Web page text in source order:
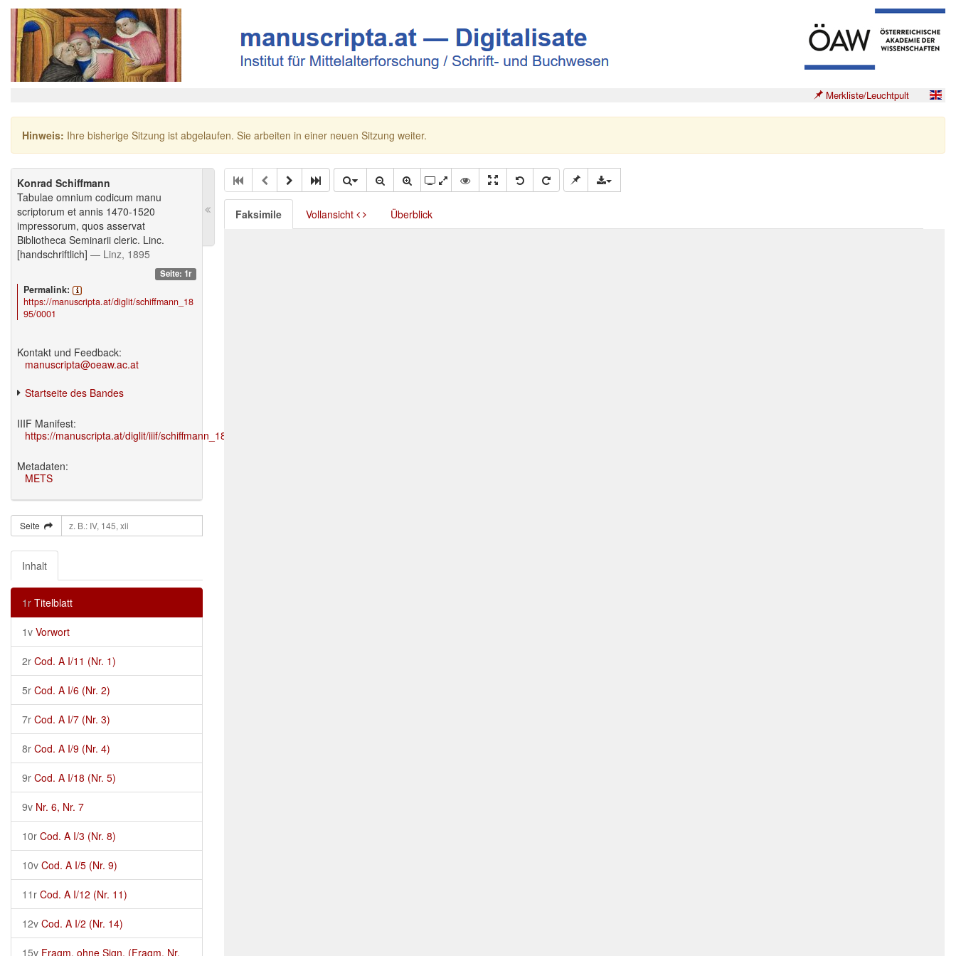
Merkliste/Leuchtpult
Hinweis: Ihre bisherige Sitzung ist abgelaufen. Sie arbeiten in einer neuen Sitzung weiter.
Konrad Schiffmann
Tabulae omnium codicum manu
scriptorum et annis 1470-1520
impressorum, quos asservat
Bibliotheca Seminarii cleric. Linc.
[handschriftlich] — Linz, 1895
Seite: 1r
Permalink:
https://manuscripta.at/diglit/schiffmann_18
95/0001
Kontakt und Feedback:
manuscripta@oeaw.ac.at
Startseite des Bandes
IIIF Manifest:
https://manuscripta.at/diglit/iiif/schiffmann_1895/manifest.json
Metadaten:
METS
Seite
Inhalt
1r Titelblatt
1v Vorwort
2r Cod. A I/11 (Nr. 1)
5r Cod. A I/6 (Nr. 2)
7r Cod. A I/7 (Nr. 3)
8r Cod. A I/9 (Nr. 4)
9r Cod. A I/18 (Nr. 5)
9v Nr. 6, Nr. 7
10r Cod. A I/3 (Nr. 8)
10v Cod. A I/5 (Nr. 9)
11r Cod. A I/12 (Nr. 11)
12v Cod. A I/2 (Nr. 14)
15v Fragm. ohne Sign. (Fragm. Nr.
Faksimile Vollansicht Überblick